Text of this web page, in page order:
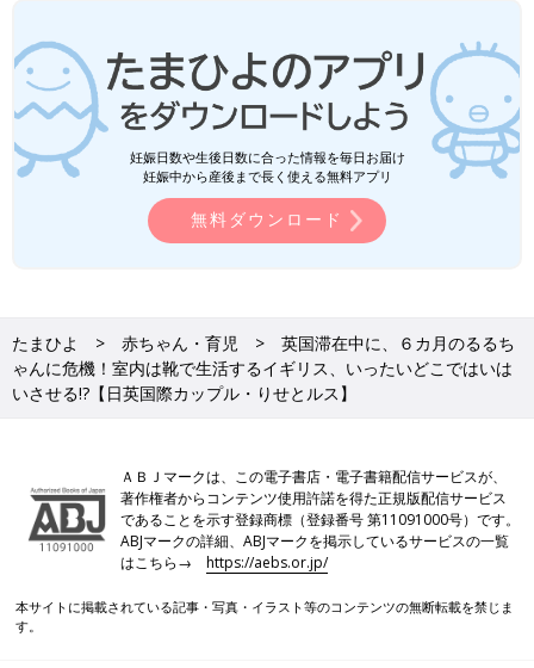
妊娠日数や生後日数に合った情報を毎日お届け
妊娠中から産後まで長く使える無料アプリ
無料ダウンロード
たまひよ 赤ちゃん・育児
英国滞在中に、６カ月のるるち
ゃんに危機！室内は靴で生活するイギリス、いったいどこではいは
いさせる!?【日英国際カップル・りせとルス】
ＡＢＪマークは、この電子書店・電子書籍配信サービスが、
著作権者からコンテンツ使用許諾を得た正規版配信サービス
であることを示す登録商標（登録番号 第11091000号）です。
ABJマークの詳細、ABJマークを掲示しているサービスの一覧
はこちら→https://aebs.or.jp/
本サイトに掲載されている記事・写真・イラスト等のコンテンツの無断転載を禁じま
す。